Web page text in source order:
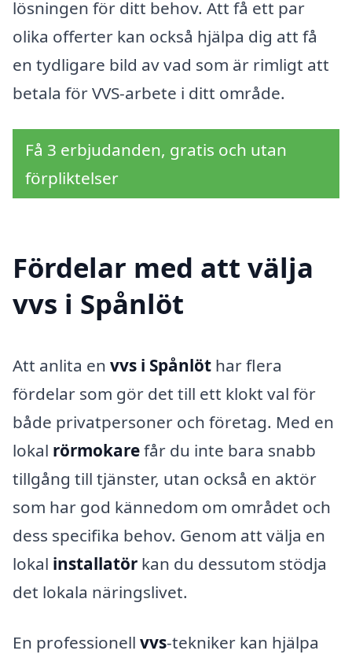
lösningen för ditt behov. Att få ett par
olika offerter kan också hjälpa dig att få
en tydligare bild av vad som är rimligt att
betala för VVS-arbete i ditt område.
Få 3 erbjudanden, gratis och utan
förpliktelser
Fördelar med att välja
vvs i Spånlöt
Att anlita en vvs i Spånlöt har flera
fördelar som gör det till ett klokt val för
både privatpersoner och företag. Med en
lokal rörmokarefår du inte bara snabb
tillgång till tjänster, utan också en aktör
som har god kännedom om området och
dess specifika behov. Genom att välja en
lokal installatör kan du dessutom stödja
det lokala näringslivet.
En professionell vvs-tekniker kan hjälpa